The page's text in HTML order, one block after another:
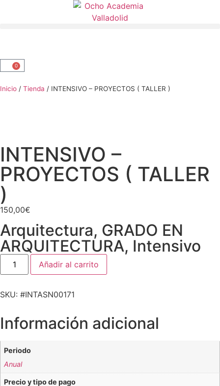
0
Inicio / Tienda / INTENSIVO – PROYECTOS ( TALLER )
INTENSIVO –
PROYECTOS ( TALLER
)
150,00€
Arquitectura, GRADO EN
ARQUITECTURA, Intensivo
Añadir al carrito
SKU: #INTASN00171
Información adicional
Periodo
Anual
Precio y tipo de pago